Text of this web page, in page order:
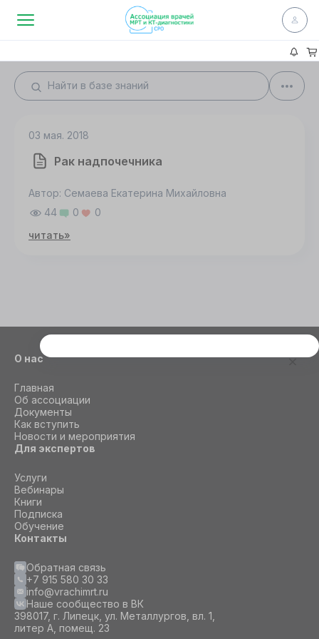
03 мая. 2018
Рак надпочечника
Автор: Семаева Екатерина Михайловна
44
0
0
читать»
О нас
Главная
Об ассоциации
Документы
Как вступить
Новости и мероприятия
Для экспертов
Услуги
Вебинары
Книги
Подписка
Обучение
Контакты
Обратная связь
+7 915 580 30 33
info@vrachimrt.ru
Наше сообщество в ВК
398017, г. Липецк, ул. Металлургов, вл. 1,
литер А, помещ. 23
Этот сайт использует cookie
необходимы файлы cookie
СОГЛАСИЕ ПОДРОБНОСТИ